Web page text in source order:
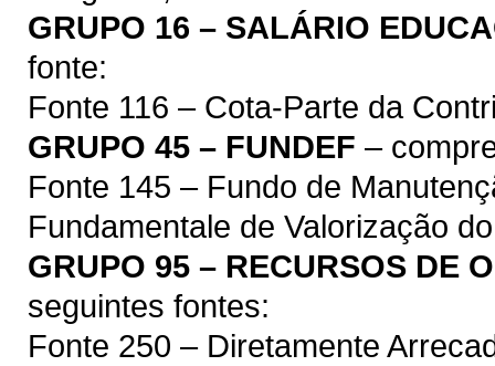
GRUPO 16 – SALÁRIO
fonte:
Fonte 116 – Cota-Parte da
GRUPO 45 – FUNDEF –
Fonte 145 – Fundo de
Fundamentale de Valorização
GRUPO 95 – RECURSOS DE
seguintes fontes:
Fonte 250 – Diretamente